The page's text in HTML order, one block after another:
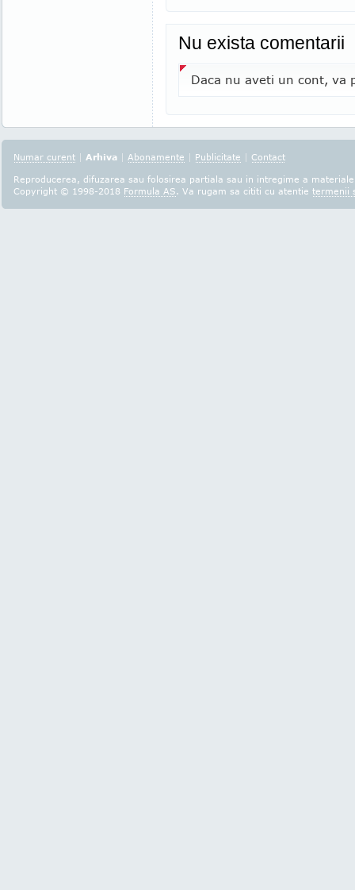
Nu exista comentarii
Daca nu aveti un cont, va
Numar curent | Arhiva | Abonamente | Publicitate | Contact
Reproducerea, difuzarea sau folosirea partiala sau in intregime a
Copyright © 1998-2018 Formula AS. Va rugam sa cititi cu atentie termenii